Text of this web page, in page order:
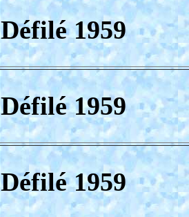
Défilé 1959
Défilé 1959
Défilé 1959